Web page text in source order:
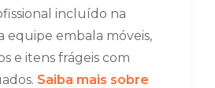
incluído na
equipe embala móveis,
e itens frágeis com
Saiba mais sobre